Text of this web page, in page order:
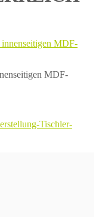
MDF-
Tischler-